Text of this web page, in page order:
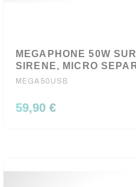
MEGAPHONE 50W
SIRENE, MICRO
MEGA50USB
59,90 €